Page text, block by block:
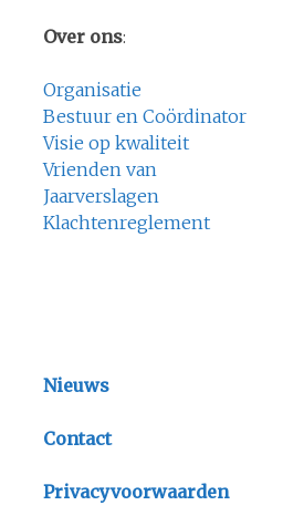
Over ons:
Organisatie
Bestuur en Coördinator
Visie op kwaliteit
Vrienden van
Jaarverslagen
Klachtenreglement
Nieuws
Contact
Privacyvoorwaarden